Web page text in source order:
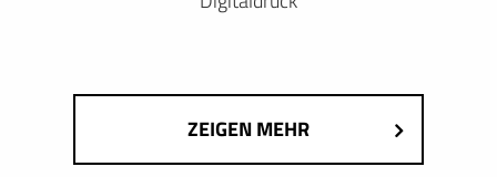
ZEIGEN MEHR